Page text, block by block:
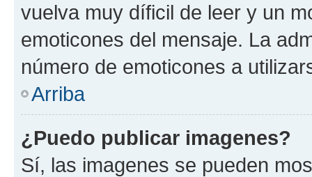
vuelva muy díficil de leer y un
emoticones del mensaje. La
número de emoticones a
Arriba
¿Puedo publicar imagenes?
Sí, las imagenes se pueden